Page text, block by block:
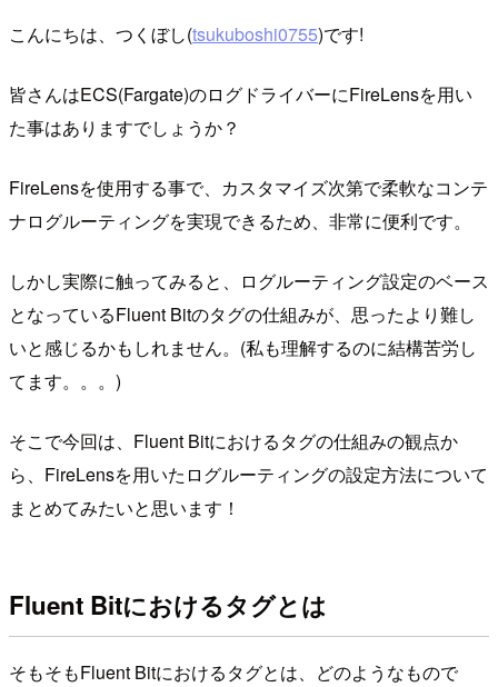
こんにちは、つくぼし(tsukuboshi0755)です!
皆さんはECS(Fargate)のログドライバーにFireLensを用い
た事はありますでしょうか？
FireLensを使用する事で、カスタマイズ次第で柔軟なコンテ
ナログルーティングを実現できるため、非常に便利です。
しかし実際に触ってみると、ログルーティング設定のベース
となっているFluent Bitのタグの仕組みが、思ったより難し
いと感じるかもしれません。(私も理解するのに結構苦労し
てます。。。)
そこで今回は、Fluent Bitにおけるタグの仕組みの観点か
ら、FireLensを用いたログルーティングの設定方法について
まとめてみたいと思います！
Fluent Bitにおけるタグとは
そもそもFluent Bitにおけるタグとは、どのようなもので